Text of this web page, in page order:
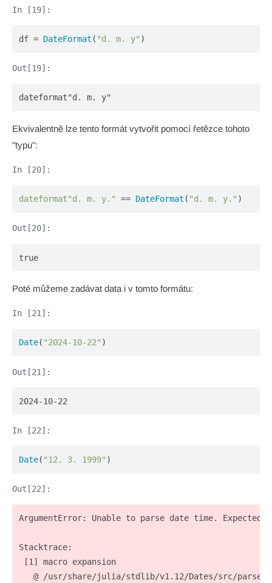
df = DateFormat ( "d. m. y" )
dateformat"d. m. y"
Ekvivalentně lze tento formát vytvořit pomocí řetězce tohoto
"typu":
dateformat"d. m. y." == DateFormat ( "d. m. y." )
true
Poté můžeme zadávat data i v tomto formátu:
Date( "2024-10-22" )
2024-10-22
Date( "12. 3. 1999" )
ArgumentError: Unable to parse date time.
Stacktrace:
[1] macro expansion
@ /usr/share/julia/stdlib/v1.12/Dates/src/